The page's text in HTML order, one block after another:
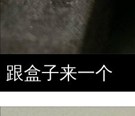
跟盒子来一个